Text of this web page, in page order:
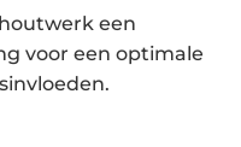
een
voor een optimale